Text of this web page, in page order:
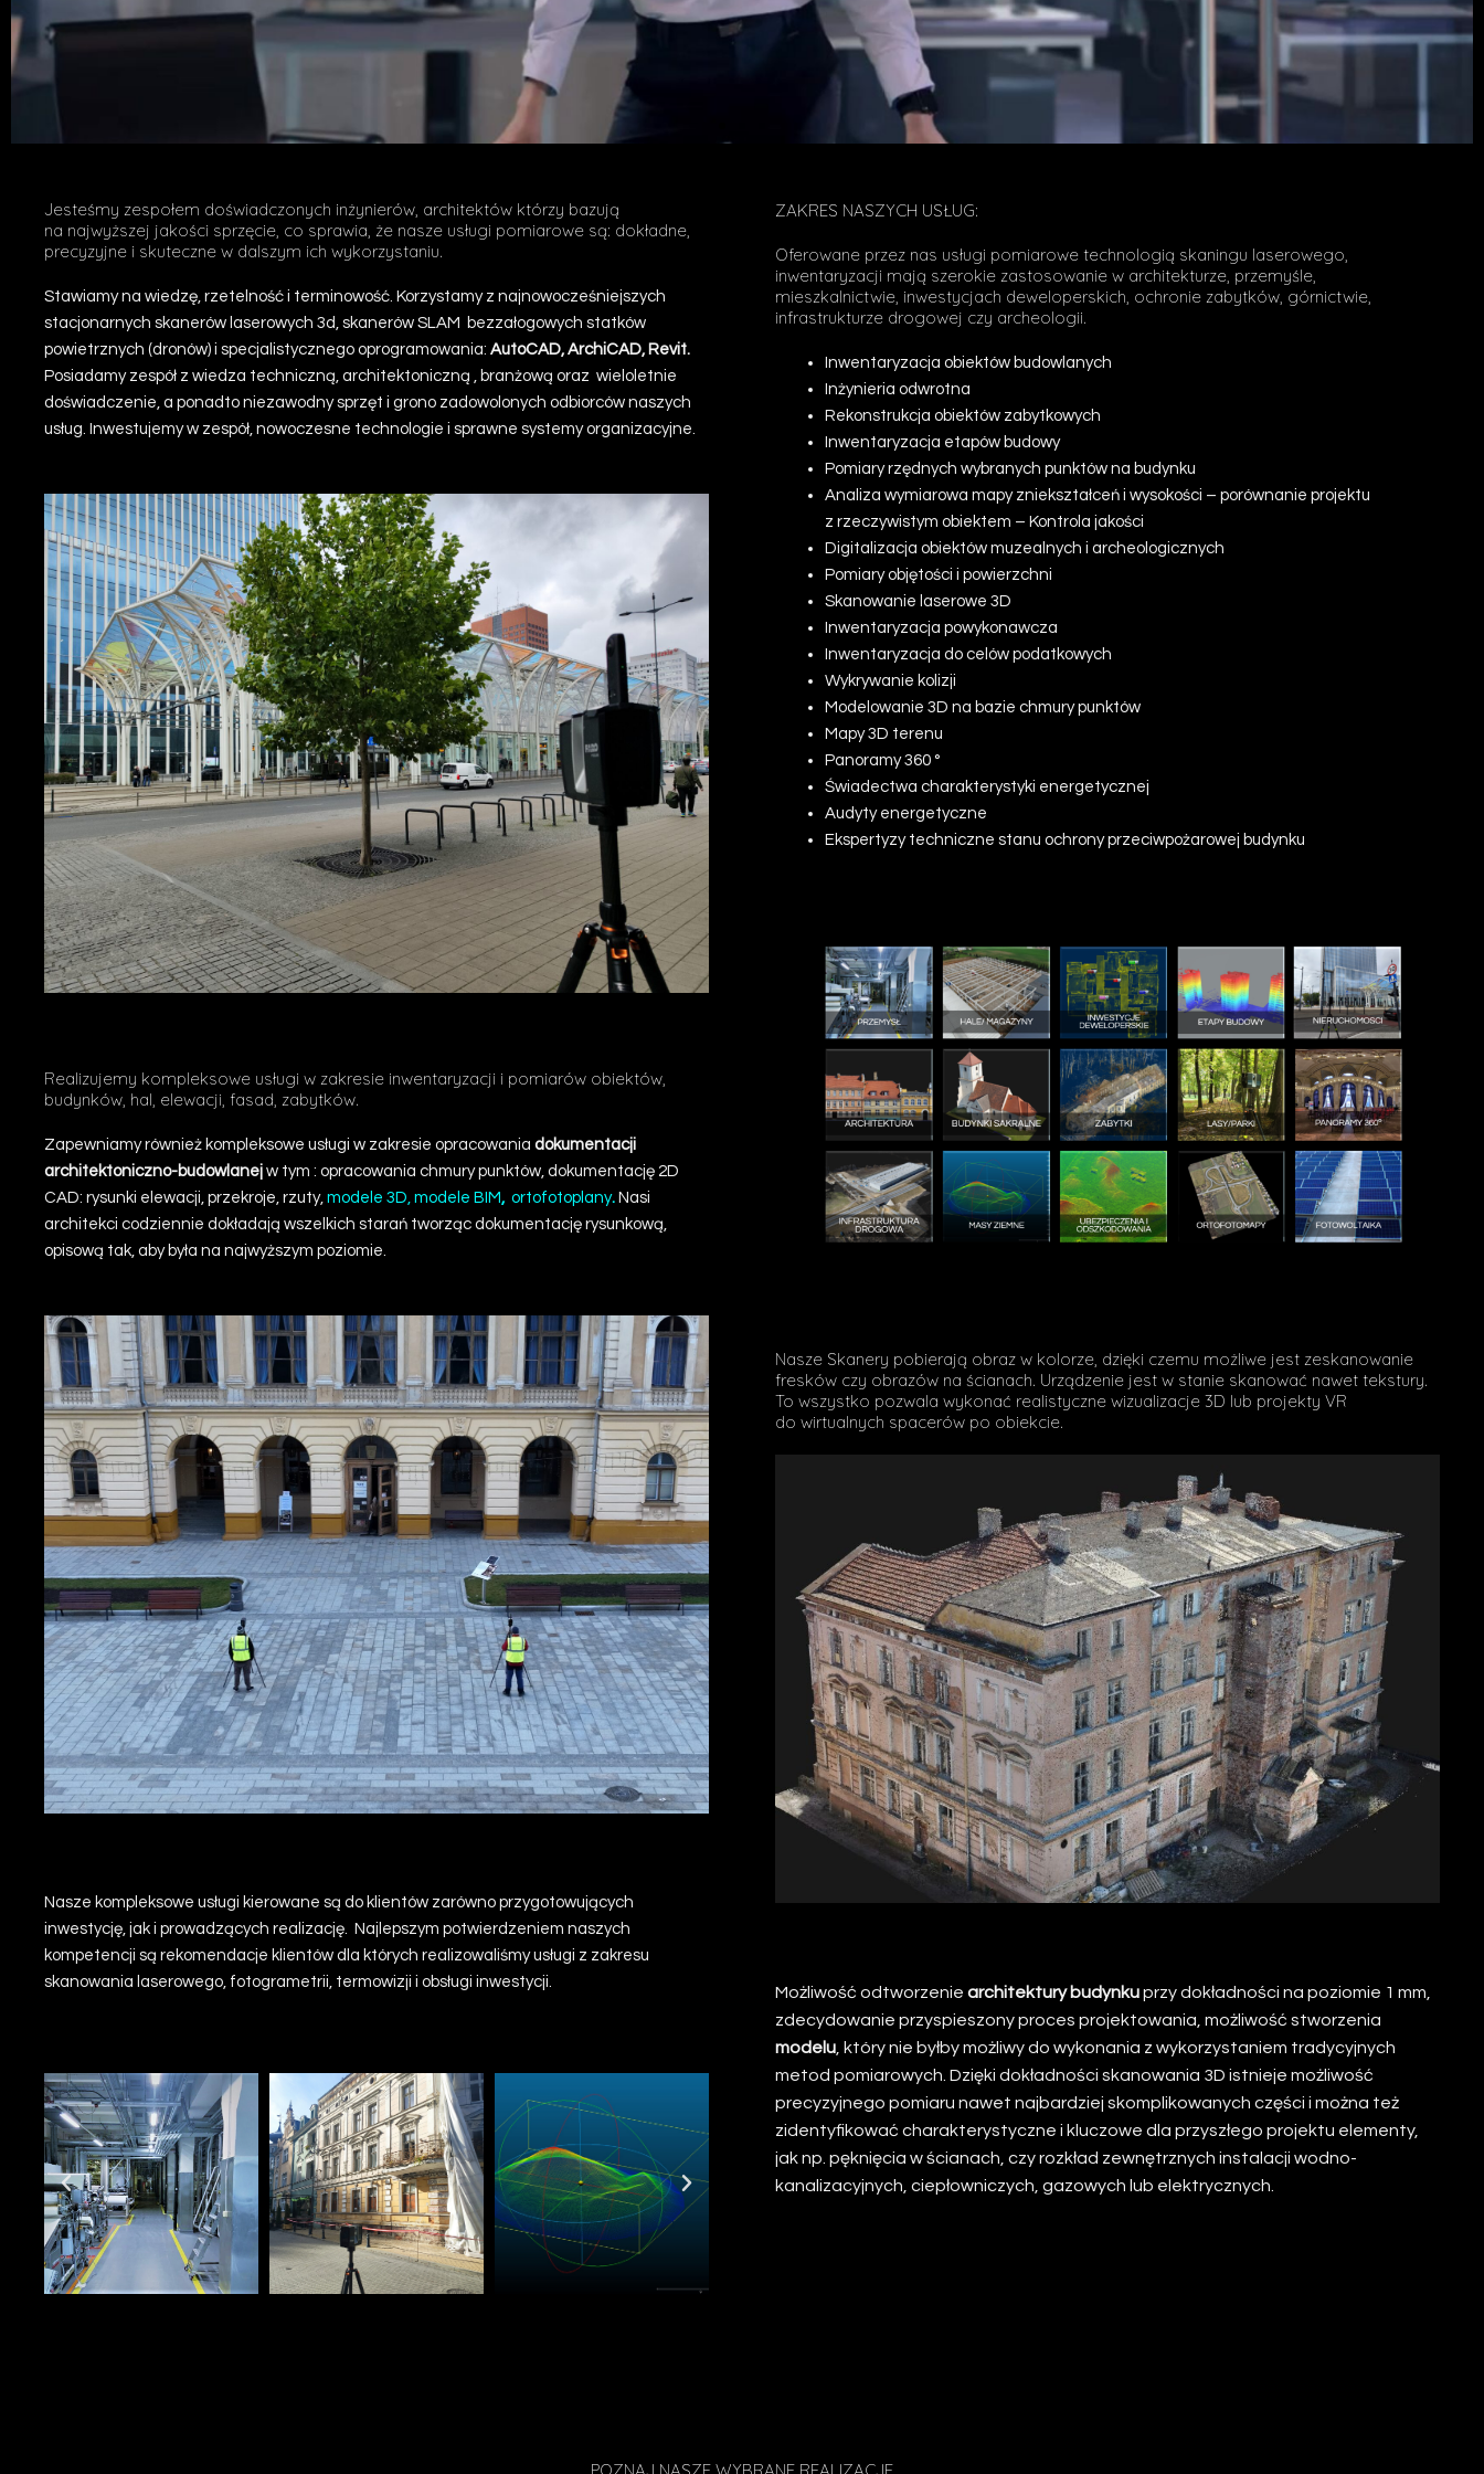
Kompleksowe usługi w zakresie
inwentaryzacji i pomiarów obiektów
Jesteśmy zespołem doświadczonych inżynierów, architektów którzy bazują
na najwyższej jakości sprzęcie, co sprawia, że nasze usługi pomiarowe są: dokładne,
precyzyjne i skuteczne w dalszym ich wykorzystaniu.
Stawiamy na wiedzę, rzetelność i terminowość. Korzystamy z najnowocześniejszych
stacjonarnych skanerów laserowych 3d, skanerów SLAM bezzałogowych statków
powietrznych (dronów) i specjalistycznego oprogramowania: AutoCAD, ArchiCAD, Revit.
Posiadamy zespół z wiedza techniczną, architektoniczną , branżową oraz wieloletnie
doświadczenie, a ponadto niezawodny sprzęt i grono zadowolonych odbiorców naszych
usług. Inwestujemy w zespół, nowoczesne technologie i sprawne systemy organizacyjne.
Realizujemy kompleksowe usługi w zakresie inwentaryzacji i pomiarów obiektów,
budynków, hal, elewacji, fasad, zabytków.
Zapewniamy również kompleksowe usługi w zakresie opracowania dokumentacji
architektoniczno-budowlanej w tym : opracowania chmury punktów dokumentację 2D
CAD: rysunki elewacji, przekroje, rzuty, modele 3D, modele BIM , ortofotoplany. Nasi
architekci codziennie dokładają wszelkich starań tworząc dokumentację rysunkową,
opisową tak, aby była na najwyższym poziomie.
Nasze kompleksowe usługi kierowane są do klientów zarówno przygotowujących
inwestycję, jak i prowadzących realizację. Najlepszym potwierdzeniem naszych
kompetencji są rekomendacje klientów dla których realizowaliśmy usługi z zakresu
skanowania laserowego, fotogrametrii, termowizji i obsługi inwestycji.
ZAKRES NASZYCH USŁUG:
Oferowane przez nas usługi pomiarowe technologią skaningu laserowego,
inwentaryzacji mają szerokie zastosowanie w architekturze, przemyśle,
mieszkalnictwie, inwestycjach deweloperskich, ochronie zabytków, górnictwie,
infrastrukturze drogowej czy archeologii.
Inwentaryzacja obiektów budowlanych
Inżynieria odwrotna
Rekonstrukcja obiektów zabytkowych
Inwentaryzacja etapów budowy
Pomiary rzędnych wybranych punktów na budynku
Analiza wymiarowa mapy zniekształceń i wysokości – porównanie projektu
z rzeczywistym obiektem – Kontrola jakości
Digitalizacja obiektów muzealnych i archeologicznych
Pomiary objętości i powierzchni
Skanowanie laserowe 3D
Inwentaryzacja powykonawcza
Inwentaryzacja do celów podatkowych
Wykrywanie kolizji
Modelowanie 3D na bazie chmury punktów
Mapy 3D terenu
Panoramy 360 °
Świadectwa charakterystyki energetycznej
Audyty energetyczne
Ekspertyzy techniczne stanu ochrony przeciwpożarowej budynku
Nasze Skanery pobierają obraz w kolorze, dzięki czemu możliwe jest zeskanowanie
fresków czy obrazów na ścianach. Urządzenie jest w stanie skanować nawet tekstury.
To wszystko pozwala wykonać realistyczne wizualizacje 3D lub projekty VR
do wirtualnych spacerów po obiekcie.
Możliwość odtworzenie architektury budynkuprzy dokładności na poziomie 1 mm,
zdecydowanie przyspieszony proces projektowania, możliwość stworzenia
modelu , który nie byłby możliwy do wykonania z wykorzystaniem tradycyjnych
metod pomiarowych. Dzięki dokładności skanowania 3D istnieje możliwość
precyzyjnego pomiaru nawet najbardziej skomplikowanych części i można też
zidentyfikować charakterystyczne i kluczowe dla przyszłego projektu elementy,
jak np. pęknięcia w ścianach, czy rozkład zewnętrznych instalacji wodno-
kanalizacyjnych, ciepłowniczych, gazowych lub elektrycznych.